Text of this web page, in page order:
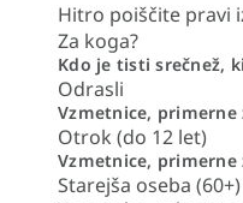
Hitro poiščite pravi
Za koga?
Kdo je tisti srečnež,
Odrasli
Vzmetnice, primerne
Otrok (do 12 let)
Vzmetnice,
Starejša oseba (60+)